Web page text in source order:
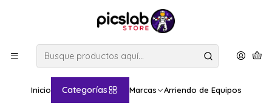
Inicio Categorías Marcas Arriendo de Equipos